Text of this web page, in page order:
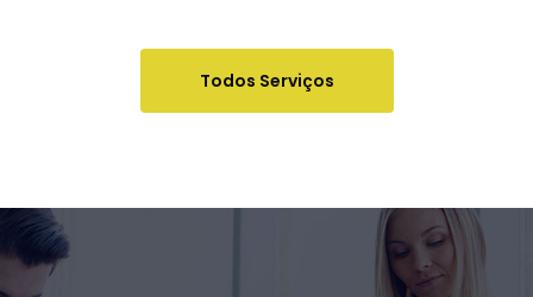
Todos Serviços